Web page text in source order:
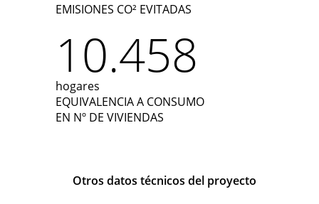
EMISIONES CO² EVITADAS
10.458
hogares
EQUIVALENCIA A CONSUMO
EN Nº DE VIVIENDAS
Otros datos técnicos del proyecto